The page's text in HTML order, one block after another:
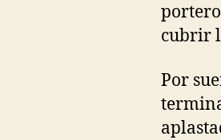
cubrir
Por